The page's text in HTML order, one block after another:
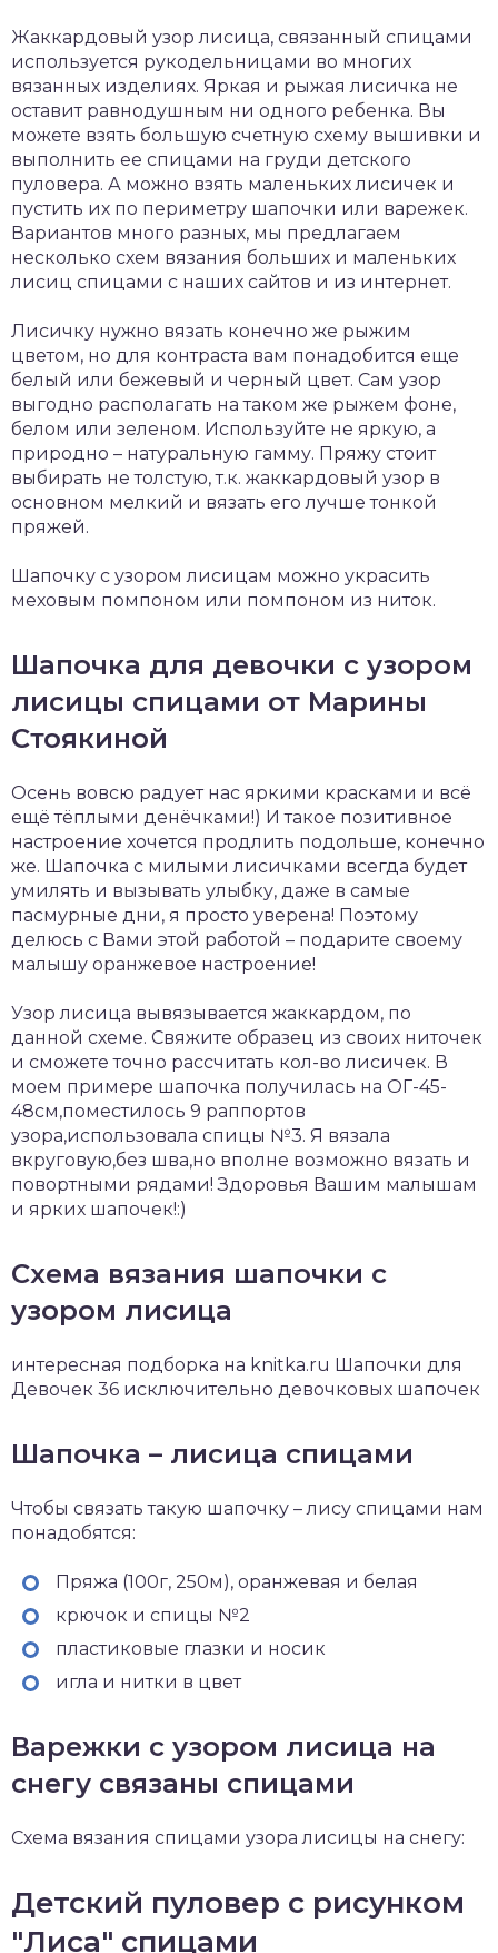
Жаккардовый узор лисица, связанный спицами
используется рукодельницами во многих
вязанных изделиях. Яркая и рыжая лисичка не
оставит равнодушным ни одного ребенка. Вы
можете взять большую счетную схему вышивки и
выполнить ее спицами на груди детского
пуловера. А можно взять маленьких лисичек и
пустить их по периметру шапочки или варежек.
Вариантов много разных, мы предлагаем
несколько схем вязания больших и маленьких
лисиц спицами с наших сайтов и из интернет.
Лисичку нужно вязать конечно же рыжим
цветом, но для контраста вам понадобится еще
белый или бежевый и черный цвет. Сам узор
выгодно располагать на таком же рыжем фоне,
белом или зеленом. Используйте не яркую, а
природно – натуральную гамму. Пряжу стоит
выбирать не толстую, т.к. жаккардовый узор в
основном мелкий и вязать его лучше тонкой
пряжей.
Шапочку с узором лисицам можно украсить
меховым помпоном или помпоном из ниток.
Шапочка для девочки с узором
лисицы спицами от Марины
Стоякиной
Осень вовсю радует нас яркими красками и всё
ещё тёплыми денёчками!) И такое позитивное
настроение хочется продлить подольше, конечно
же. Шапочка с милыми лисичками всегда будет
умилять и вызывать улыбку, даже в самые
пасмурные дни, я просто уверена! Поэтому
делюсь с Вами этой работой – подарите своему
малышу оранжевое настроение!
Узор лисица вывязывается жаккардом, по
данной схеме. Свяжите образец из своих ниточек
и сможете точно рассчитать кол-во лисичек. В
моем примере шапочка получилась на ОГ-45-
48см,поместилось 9 раппортов
узора,использовала спицы №3. Я вязала
вкруговую,без шва,но вполне возможно вязать и
повортными рядами! Здоровья Вашим малышам
и ярких шапочек!:)
Схема вязания шапочки с
узором лисица
интересная подборка на knitka.ru Шапочки для
Девочек 36 исключительно девочковых шапочек
Шапочка – лисица спицами
Чтобы связать такую шапочку – лису спицами нам
понадобятся:
Пряжа (100г, 250м), оранжевая и белая
крючок и спицы №2
пластиковые глазки и носик
игла и нитки в цвет
Варежки с узором лисица на
снегу связаны спицами
Схема вязания спицами узора лисицы на снегу:
Детский пуловер с рисунком
"Лиса" спицами